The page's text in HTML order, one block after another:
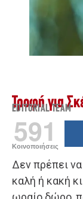
Τροφή για
EDITORIAL TEAM
591
Κοινοποιήσεις
Δεν πρέπει
καλή ή κακή